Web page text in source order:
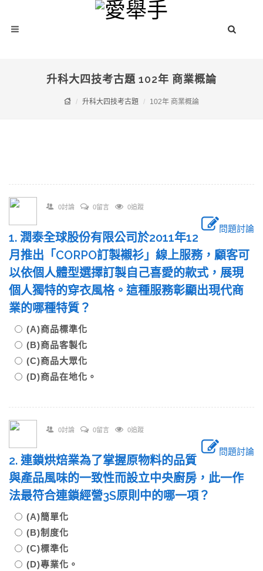
升科大四技考古題 102年 商業概論
升科大四技考古題 102年 商業概論
0討論 0留言 0追蹤
問題討論
1. 潤泰全球股份有限公司於2011年12
月推出「CORPO訂製襯衫」線上服務，顧客可
以依個人體型選擇訂製自己喜愛的款式，展現
個人獨特的穿衣風格。這種服務彰顯出現代商
業的哪種特質？
(A)商品標準化
(B)商品客製化
(C)商品大眾化
(D)商品在地化。
0討論 0留言 0追蹤
問題討論
2. 連鎖烘焙業為了掌握原物料的品質
與產品風味的一致性而設立中央廚房，此一作
法最符合連鎖經營3S原則中的哪一項？
(A)簡單化
(B)制度化
(C)標準化
(D)專業化。